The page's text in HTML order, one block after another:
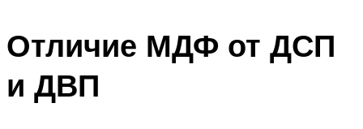
Отличие МДФ от ДСП
и ДВП